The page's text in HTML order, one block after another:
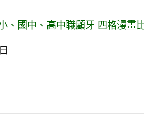
、國中、高中職顧牙 四格漫畫